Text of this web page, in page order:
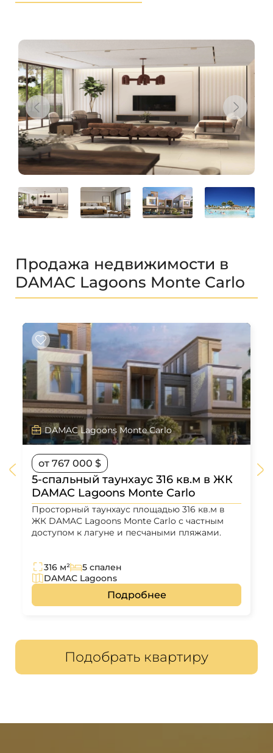
Продажа недвижимости в
DAMAC Lagoons Monte Carlo
DAMAC Lagoons Monte Carlo
от 767 000 $
5-спальный таунхаус 316 кв.м в ЖК
DAMAC Lagoons Monte Carlo
Просторный таунхаус площадью 316 кв.м в
ЖК DAMAC Lagoons Monte Carlo с частным
доступом к лагуне и песчаными пляжами.
316 м²
5 спален
DAMAC Lagoons
Подробнее
Подобрать квартиру